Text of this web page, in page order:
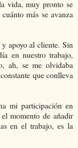
vida, muy pronto se
más se avanza
apoyo al cliente. Sin
en nuestro trabajo,
ah, se me olvidaba
que conlleva
mi participación en
momento de añadir
en el trabajo, es la